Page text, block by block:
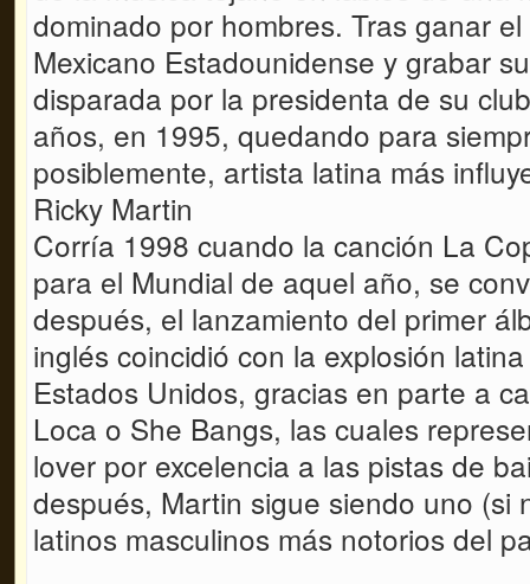
dominado por hombres. Tras ganar
Mexicano Estadounidense y grabar
disparada por la presidenta de su
años, en 1995, quedando para
posiblemente, artista latina más
Ricky Martin
Corría 1998 cuando la canción La
para el Mundial de aquel año, se
después, el lanzamiento del primer
inglés coincidió con la explosión
Estados Unidos, gracias en parte a
Loca o She Bangs, las cuales
lover por excelencia a las pistas de
después, Martin sigue siendo uno (si
latinos masculinos más notorios del